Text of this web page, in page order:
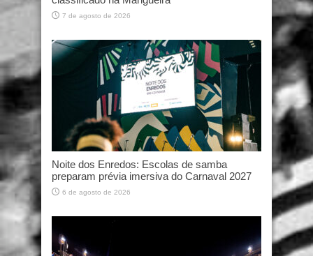
7 de agosto de 2026
Noite dos Enredos: Escolas de samba
preparam prévia imersiva do Carnaval 2027
6 de agosto de 2026